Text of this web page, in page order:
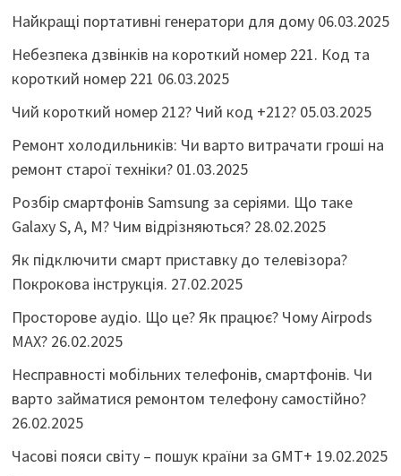
Найкращі портативні генератори для дому 06.03.2025
Небезпека дзвінків на короткий номер 221. Код та
короткий номер 221 06.03.2025
Чий короткий номер 212? Чий код +212? 05.03.2025
Ремонт холодильників: Чи варто витрачати гроші на
ремонт старої техніки? 01.03.2025
Розбір смартфонів Samsung за серіями. Що таке
Galaxy S, A, M? Чим відрізняються? 28.02.2025
Як підключити смарт приставку до телевізора?
Покрокова інструкція. 27.02.2025
Просторове аудіо. Що це? Як працює? Чому Airpods
MAX? 26.02.2025
Несправності мобільних телефонів, смартфонів. Чи
варто займатися ремонтом телефону самостійно?
26.02.2025
Часові пояси світу – пошук країни за GMT+ 19.02.2025